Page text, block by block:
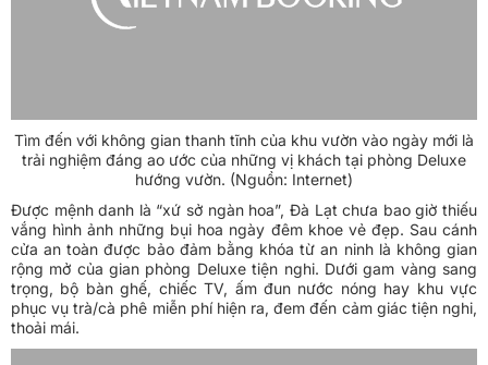
Tìm đến với không gian thanh tĩnh của khu vườn vào ngày mới là
trải nghiệm đáng ao ước của những vị khách tại phòng Deluxe
hướng vườn. (Nguồn: Internet)
Được mệnh danh là “xứ sở ngàn hoa”, Đà Lạt chưa bao giờ thiếu
vắng hình ảnh những bụi hoa ngày đêm khoe vẻ đẹp. Sau cánh
cửa an toàn được bảo đảm bằng khóa từ an ninh là không gian
rộng mở của gian phòng Deluxe tiện nghi. Dưới gam vàng sang
trọng, bộ bàn ghế, chiếc TV, ấm đun nước nóng hay khu vực
phục vụ trà/cà phê miễn phí hiện ra, đem đến cảm giác tiện nghi,